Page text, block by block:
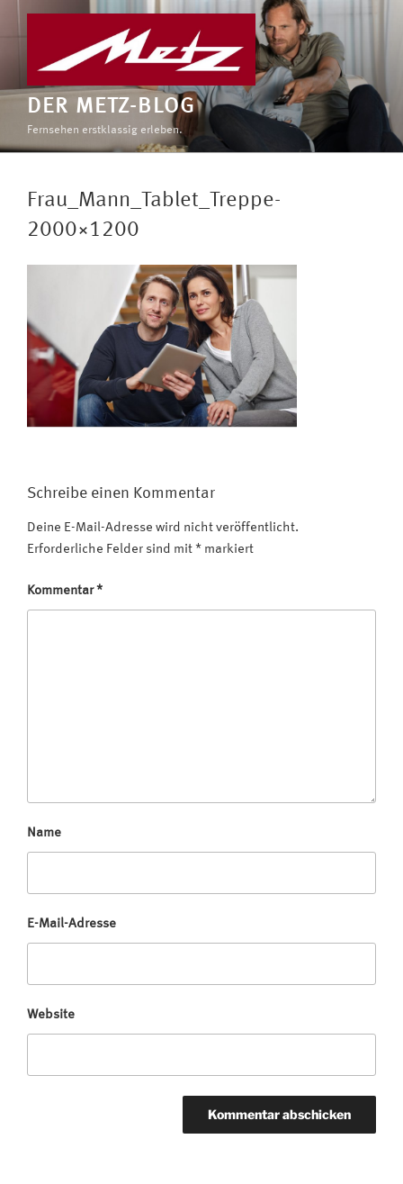
DER METZ-BLOG
Fernsehen erstklassig erleben.
Frau_Mann_Tablet_Treppe-
2000×1200
Schreibe einen Kommentar
Deine E-Mail-Adresse wird nicht veröffentlicht.
Erforderliche Felder sind mit * markiert
Kommentar*
Name
E-Mail-Adresse
Website